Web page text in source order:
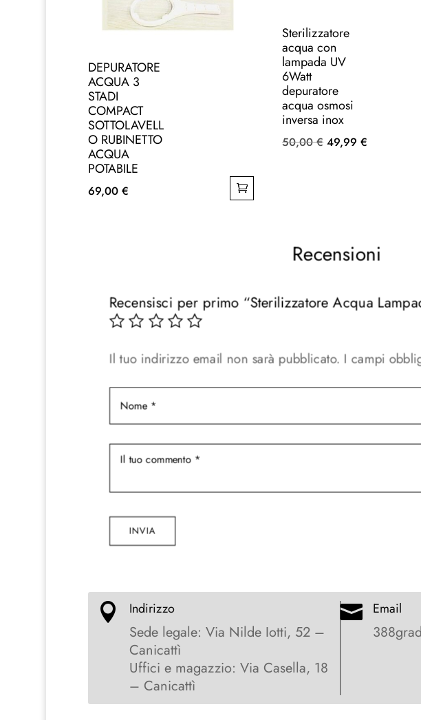
DEPURATORE
ACQUA 3
STADI
COMPACT
SOTTOLAVELL
O RUBINETTO
ACQUA
POTABILE
69,00 €
Sterilizzatore
acqua con
lampada UV
6Watt
depuratore
acqua osmosi
inversa inox
50,00€ Il
49,99€
Recensioni
Recensisci per primo “Sterilizzatore Acqua
Il tuo indirizzo email non sarà pubblicato. I campi
INVIA
 Indirizzo
Sede legale: Via Nilde Iotti, 52 –
Canicattì
Uffici e magazzio: Via Casella, 18
– Canicattì
 Email